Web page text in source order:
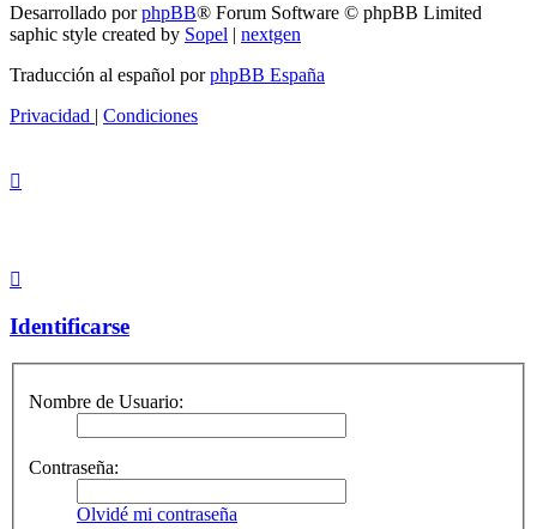
Desarrollado porphpBB® Forum Software © phpBB Limited
saphic style created by Sopel | nextgen
Traducción al español porphpBB España
Privacidad | Condiciones
Identificarse
Nombre de Usuario:
Contraseña:
Olvidé mi contraseña